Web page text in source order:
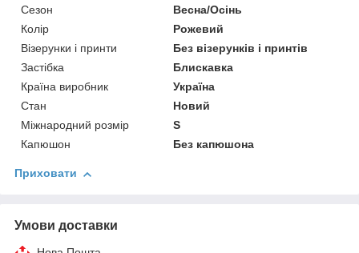
Сезон
Весна/Осінь
Колір
Рожевий
Візерунки і принти
Без візерунків і принтів
Застібка
Блискавка
Країна виробник
Україна
Стан
Новий
Міжнародний розмір
S
Капюшон
Без капюшона
Приховати
Умови доставки